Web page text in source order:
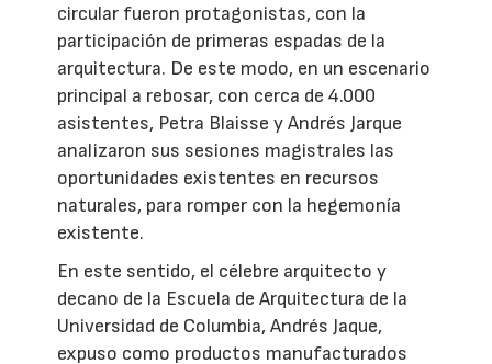
circular fueron protagonistas, con la
participación de primeras espadas de la
arquitectura. De este modo, en un escenario
principal a rebosar, con cerca de 4.000
asistentes, Petra Blaisse y Andrés Jarque
analizaron sus sesiones magistrales las
oportunidades existentes en recursos
naturales, para romper con la hegemonía
existente.
En este sentido, el célebre arquitecto y
decano de la Escuela de Arquitectura de la
Universidad de Columbia, Andrés Jaque,
expuso como productos manufacturados